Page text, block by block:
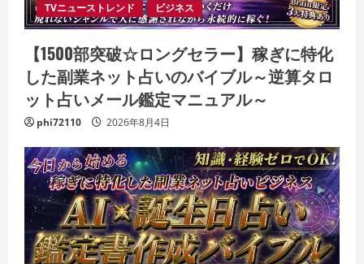
TVニューストレンド ビジネス
【1500部突破☆ロングセラー】稼ぎに特化
した副業ネット占いのバイブル～逆算タロ
ット占いメール鑑定マニュアル～
phi72110 2026年8月4日